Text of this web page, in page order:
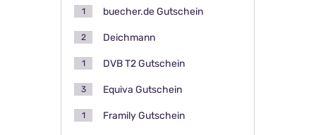
buecher.de Gutschein
1
Deichmann
2
DVB T2 Gutschein
1
Equiva Gutschein
3
Framily Gutschein
1